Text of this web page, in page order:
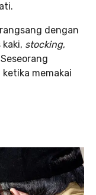
dengan
stocking,
memakai